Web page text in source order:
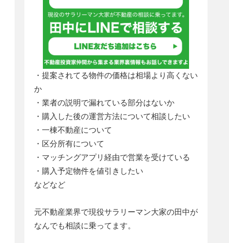
・提案されてる物件の価格は相場より高くない
か
・業者の説明で漏れている部分はないか
・購入した後の運営方法について相談したい
・一棟不動産について
・区分所有について
・マッチングアプリ経由で営業を受けている
・購入予定物件を値引きしたい
などなど
元不動産業界で現役サラリーマン大家の田中が
なんでも相談に乗ってます。